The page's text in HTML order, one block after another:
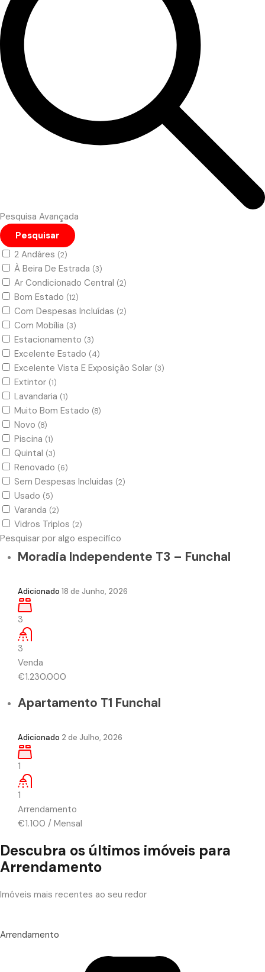
Pesquisa Avançada
Pesquisar
2 Andáres (2)
À Beira De Estrada (3)
Ar Condicionado Central (2)
Bom Estado (12)
Com Despesas Incluídas (2)
Com Mobília (3)
Estacionamento (3)
Excelente Estado (4)
Excelente Vista E Exposição Solar (3)
Extintor (1)
Lavandaria (1)
Muito Bom Estado (8)
Novo (8)
Piscina (1)
Quintal (3)
Renovado (6)
Sem Despesas Incluidas (2)
Usado (5)
Varanda (2)
Vidros Triplos (2)
Pesquisar por algo especifico
Moradia Independente T3 – Funchal
Adicionado 18 de Junho, 2026
3
3
Venda
€1.230.000
Apartamento T1 Funchal
Adicionado 2 de Julho, 2026
1
1
Arrendamento
€1.100 / Mensal
Descubra os últimos imóveis para
Arrendamento
Imóveis mais recentes ao seu redor
Arrendamento